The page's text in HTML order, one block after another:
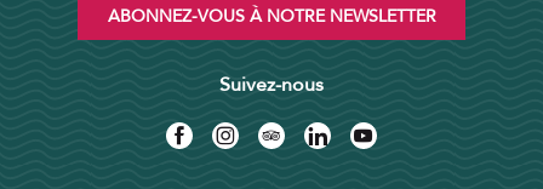
ABONNEZ-VOUS À NOTRE NEWSLETTER
Suivez-nous